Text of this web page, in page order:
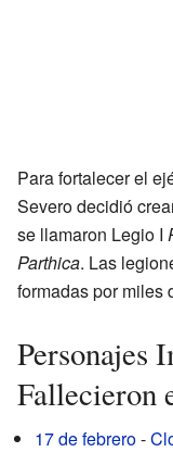
Para fortalecer el
Severo decidió
se llamaron Legio I
Parthica. Las
formadas por miles
Personajes
Fallecieron
17 de febrero-